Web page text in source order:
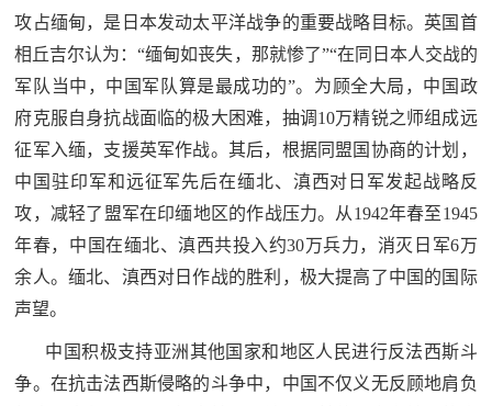
采
人
服
务
退
役
军
人
服
文
国
化
国
色
攻占缅甸，是日本发动太平洋战争的重要战略目标。英国首
相丘吉尔认为：“缅甸如丧失，那就惨了”“在同日本人交战的
军队当中，中国军队算是最成功的”。为顾全大局，中国政
府克服自身抗战面临的极大困难，抽调10万精锐之师组成远
征军入缅，支援英军作战。其后，根据同盟国协商的计划，
中国驻印军和远征军先后在缅北、滇西对日军发起战略反
攻，减轻了盟军在印缅地区的作战压力。从1942年春至1945
年春，中国在缅北、滇西共投入约30万兵力，消灭日军6万
余人。缅北、滇西对日作战的胜利，极大提高了中国的国际
声望。
中国积极支持亚洲其他国家和地区人民进行反法西斯斗
争。在抗击法西斯侵略的斗争中，中国不仅义无反顾地肩负